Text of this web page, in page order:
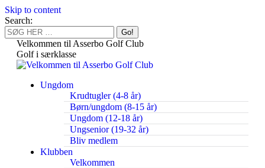
Skip to content
Search:
Velkommen til Asserbo Golf Club
Golf i særklasse
Ungdom
Krudtugler (4-8 år)
Børn/ungdom (8-15 år)
Ungdom (12-18 år)
Ungsenior (19-32 år)
Bliv medlem
Klubben
Velkommen